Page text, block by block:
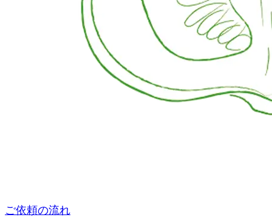
ご依頼の流れ